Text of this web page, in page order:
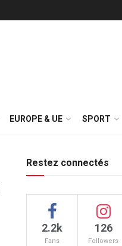
EUROPE & UE SPORT
Restez connectés
2.2k
Fans
126
Followers